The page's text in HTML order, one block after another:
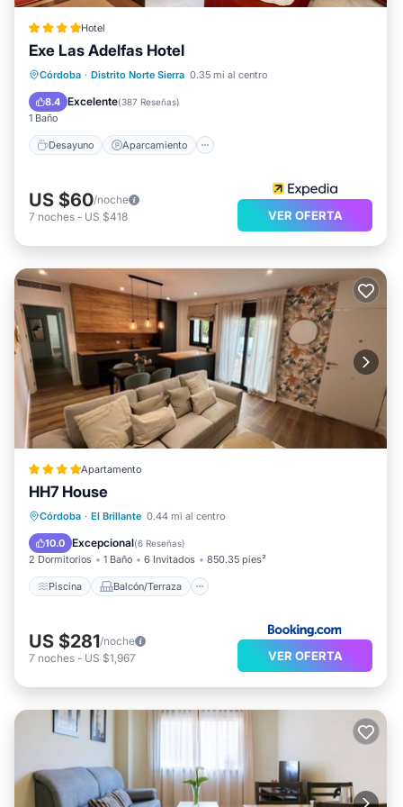
Hotel
Exe Las Adelfas Hotel
Córdoba · Distrito Norte Sierra 0.35 mi al centro
8.4 Excelente(387 Reseñas)
1 Baño
Desayuno Aparcamiento
Desayuno Aparcamiento
Piscina
Balcón/Terraza
US $60/noche
7 noches - US $418 VER OFERTA
Apartamento
HH7 House
Córdoba · El Brillante 0.44 mi al centro
10.0 Excepcional(6 Reseñas)
2 Dormitorios 1 Baño 6 Invitados 850.35 pies²
Piscina Balcón/Terraza
Piscina Balcón/Terraza
Aire acondicionado
US $281/noche
7 noches - US $1,967 VER OFERTA